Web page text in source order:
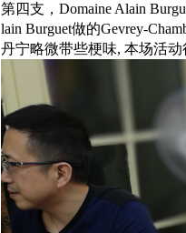
第四支，Domaine Alain
lain Burguet做的Gevrey-
丹宁略微带些梗味, 本场活